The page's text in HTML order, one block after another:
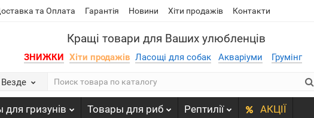
та Оплата Гарантія Новини Хіти продажів Контакти
Кращі товари для Ваших улюбленців
ЗНИЖКИ Хіти продажів Ласощі для собак Акваріуми Грумінг
Везде
для гризунів Товары для риб Рептилії АКЦІЇ